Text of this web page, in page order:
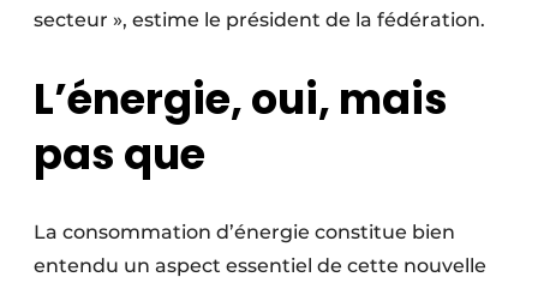
secteur », estime le président de la fédération.
L’énergie, oui, mais
pas que
La consommation d’énergie constitue bien
entendu un aspect essentiel de cette nouvelle